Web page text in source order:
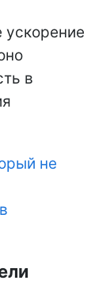
ускорение
в
не